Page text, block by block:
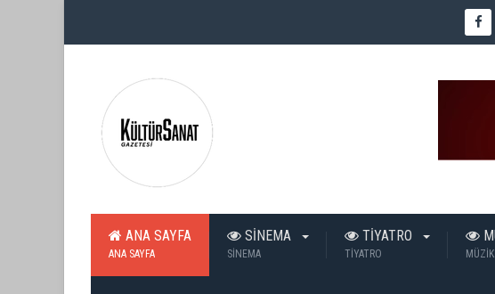
ANA SAYFA
ANA SAYFA
SİNEMA
SİNEMA
TİYATRO
TİYATRO MÜZİK